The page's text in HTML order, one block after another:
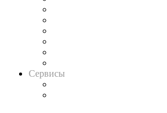
Сервисы